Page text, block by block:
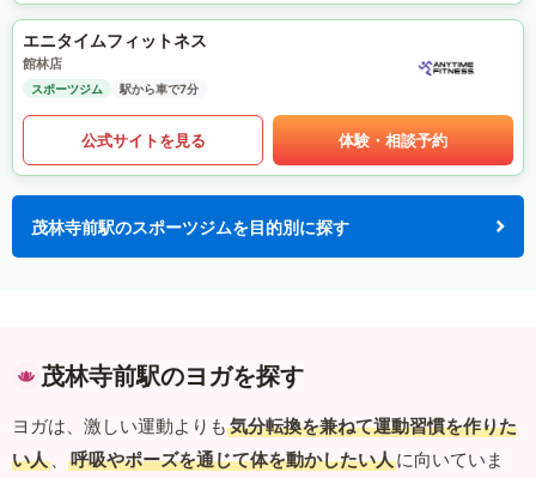
エニタイムフィットネス
館林店
スポーツジム 駅から車で7分
公式サイトを見る 体験・相談予約
茂林寺前駅のスポーツジムを目的別に探す
茂林寺前駅のヨガを探す
ヨガは、激しい運動よりも 気分転換を兼ねて運動習慣を作りた
い人 、 呼吸やポーズを通じて体を動かしたい人に向いていま